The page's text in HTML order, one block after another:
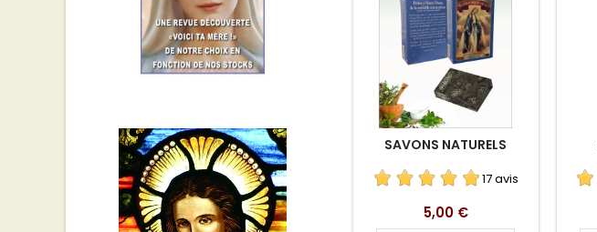
SAVONS NATURELS
17 avis
Prix
5,00 €